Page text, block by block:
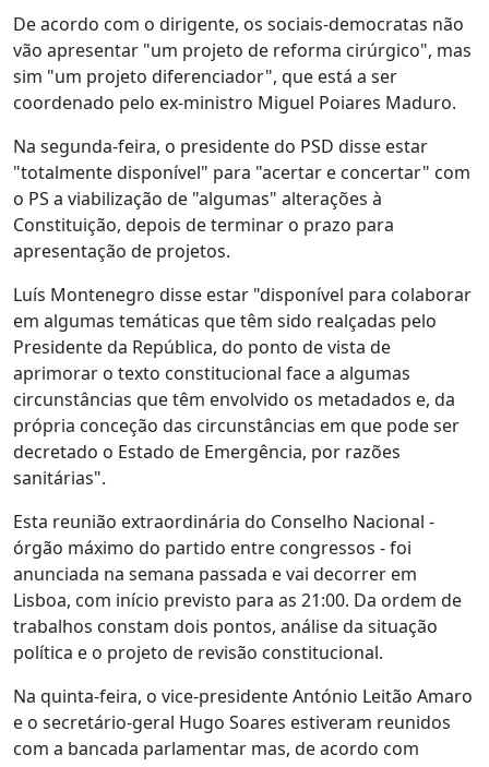
De acordo com o dirigente, os sociais-democratas não
vão apresentar "um projeto de reforma cirúrgico", mas
sim "um projeto diferenciador", que está a ser
coordenado pelo ex-ministro Miguel Poiares Maduro.
Na segunda-feira, o presidente do PSD disse estar
"totalmente disponível" para "acertar e concertar" com
o PS a viabilização de "algumas" alterações à
Constituição, depois de terminar o prazo para
apresentação de projetos.
Luís Montenegro disse estar "disponível para colaborar
em algumas temáticas que têm sido realçadas pelo
Presidente da República, do ponto de vista de
aprimorar o texto constitucional face a algumas
circunstâncias que têm envolvido os metadados e, da
própria conceção das circunstâncias em que pode ser
decretado o Estado de Emergência, por razões
sanitárias".
Esta reunião extraordinária do Conselho Nacional -
órgão máximo do partido entre congressos - foi
anunciada na semana passada e vai decorrer em
Lisboa, com início previsto para as 21:00. Da ordem de
trabalhos constam dois pontos, análise da situação
política e o projeto de revisão constitucional.
Na quinta-feira, o vice-presidente António Leitão Amaro
e o secretário-geral Hugo Soares estiveram reunidos
com a bancada parlamentar mas, de acordo com